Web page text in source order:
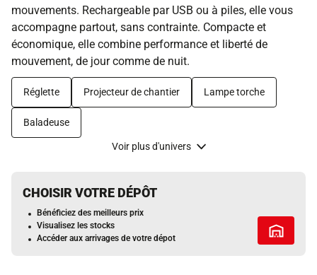
mouvements. Rechargeable par USB ou à piles, elle vous
accompagne partout, sans contrainte. Compacte et
économique, elle combine performance et liberté de
mouvement, de jour comme de nuit.
Réglette Projecteur de chantier Lampe torche
Baladeuse
Voir plus d'univers
CHOISIR VOTRE DÉPÔT
Bénéficiez des meilleurs prix
Visualisez les stocks
Accéder aux arrivages de votre dépot
Tous les